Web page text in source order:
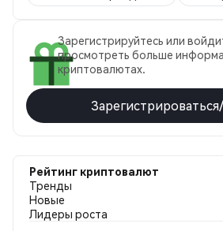
Зарегистрируйтесь или
просмотреть больше
криптовалютах.
Рейтинг криптовалют
Тренды
Новые
Лидеры роста